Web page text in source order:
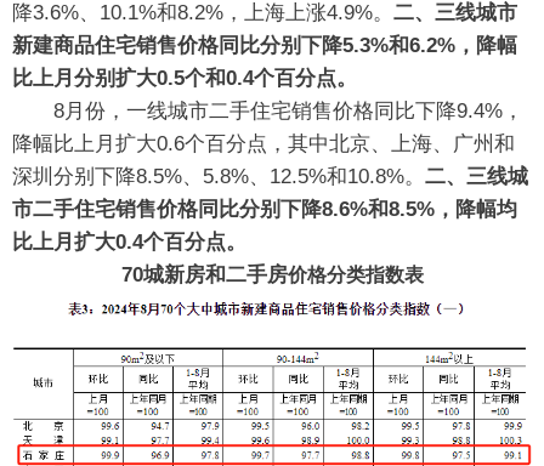
降3.6%、10.1%和8.2%，上海上涨4.9%。 二、三线城市
新建商品住宅销售价格同比分别下降5.3%和6.2%，降幅
比上月分别扩大0.5个和0.4个百分点。
8月份，一线城市二手住宅销售价格同比下降9.4%，
降幅比上月扩大0.6个百分点，其中北京、上海、广州和
深圳分别下降8.5%、5.8%、12.5%和10.8%。 二、三线城
市二手住宅销售价格同比分别下降8.6%和8.5%，降幅均
比上月扩大0.4个百分点。
70城新房和二手房价格分类指数表